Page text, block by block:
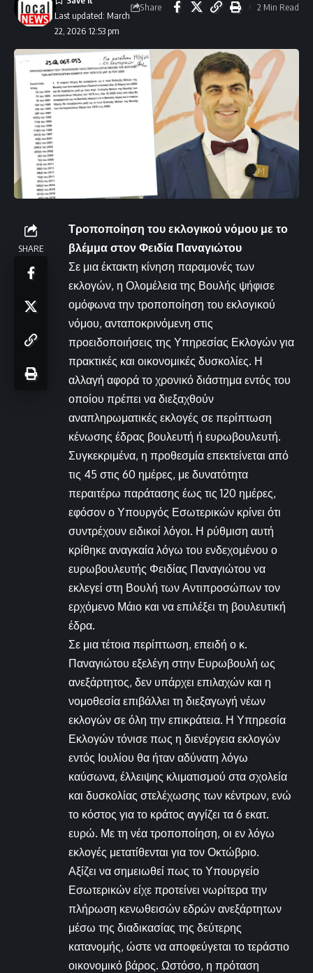
Last updated: March
22, 2026 12:53 pm
Share 2 Min Read
SHARE
Τροποποίηση του εκλογικού νόμου με το
βλέμμα στον Φειδία Παναγιώτου
Σε μια έκτακτη κίνηση παραμονές των
εκλογών, η Ολομέλεια της Βουλής ψήφισε
ομόφωνα την τροποποίηση του εκλογικού
νόμου, ανταποκρινόμενη στις
προειδοποιήσεις της Υπηρεσίας Εκλογών για
πρακτικές και οικονομικές δυσκολίες. Η
αλλαγή αφορά το χρονικό διάστημα εντός του
οποίου πρέπει να διεξαχθούν
αναπληρωματικές εκλογές σε περίπτωση
κένωσης έδρας βουλευτή ή ευρωβουλευτή.
Συγκεκριμένα, η προθεσμία επεκτείνεται από
τις 45 στις 60 ημέρες, με δυνατότητα
περαιτέρω παράτασης έως τις 120 ημέρες,
εφόσον ο Υπουργός Εσωτερικών κρίνει ότι
συντρέχουν ειδικοί λόγοι. Η ρύθμιση αυτή
κρίθηκε αναγκαία λόγω του ενδεχομένου ο
ευρωβουλευτής Φειδίας Παναγιώτου να
εκλεγεί στη Βουλή των Αντιπροσώπων τον
ερχόμενο Μάιο και να επιλέξει τη βουλευτική
έδρα.
Σε μια τέτοια περίπτωση, επειδή ο κ.
Παναγιώτου εξελέγη στην Ευρωβουλή ως
ανεξάρτητος, δεν υπάρχει επιλαχών και η
νομοθεσία επιβάλλει τη διεξαγωγή νέων
εκλογών σε όλη την επικράτεια. Η Υπηρεσία
Εκλογών τόνισε πως η διενέργεια εκλογών
εντός Ιουλίου θα ήταν αδύνατη λόγω
καύσωνα, έλλειψης κλιματισμού στα σχολεία
και δυσκολίας στελέχωσης των κέντρων, ενώ
το κόστος για το κράτος αγγίζει τα 6 εκατ.
ευρώ. Με τη νέα τροποποίηση, οι εν λόγω
εκλογές μετατίθενται για τον Οκτώβριο.
Αξίζει να σημειωθεί πως το Υπουργείο
Εσωτερικών είχε προτείνει νωρίτερα την
πλήρωση κενωθεισών εδρών ανεξάρτητων
μέσω της διαδικασίας της δεύτερης
κατανομής, ώστε να αποφεύγεται το τεράστιο
οικονομικό βάρος. Ωστόσο, η πρόταση